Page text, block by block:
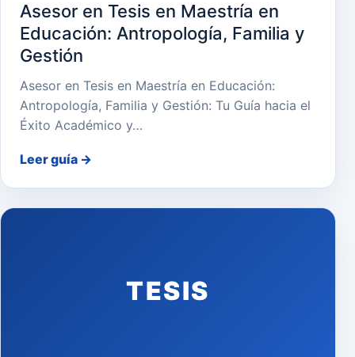
Asesor en Tesis en Maestría en
Educación: Antropología, Familia y
Gestión
Asesor en Tesis en Maestría en Educación:
Antropología, Familia y Gestión: Tu Guía hacia el
Éxito Académico y…
Leer guía →
TESIS